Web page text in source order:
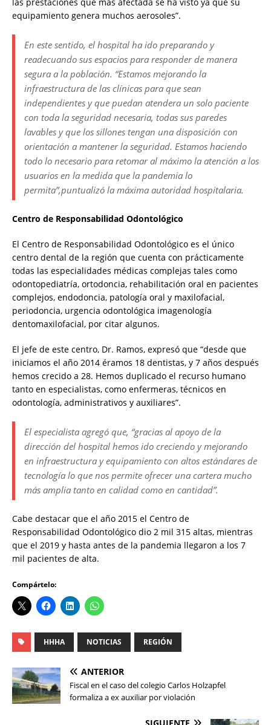
equipamiento genera muchos aerosoles”.
En este sentido, el hospital ha ido preparando y
readecuando sus espacios para responder de manera
segura a la población. “Estamos mejorando la
infraestructura de las clínicas para que sean
independientes y que puedan atendera un solo paciente
con toda la seguridad necesaria, todas sus paredes
lavables y que los sillones tengan una disposición con
orientación a mantener la seguridad. Estamos haciendo
todo lo necesario para retomar al máximo la atención a los
usuarios en la medida que la pandemia lo
permita”,puntualizó la máxima autoridad hospitalaria.
Centro de Responsabilidad Odontológico
El Centro de Responsabilidad Odontológico es el único
centro dental de la región que cuenta con prácticamente
todas las especialidades médicas complejas tales como
odontopediatría, ortodoncia, rehabilitación oral en pacientes
complejos, endodoncia, patología oral y maxilofacial,
periodoncia, urgencia odontológica imagenología
dentomaxilofacial, por citar algunos.
El jefe de este centro, Dr. Ramos, expresó que “desde que
iniciamos el año 2014 éramos 18 dentistas, y 7 años después
hemos crecido a 28. Hemos duplicado el recurso humano
tanto en especialistas, como enfermeras, técnicos en
odontología, administrativos y auxiliares”.
El especialista agregó que, “gracias al apoyo de la
dirección del hospital hemos ido creciendo y mejorando
en infraestructura y equipamiento con altos estándares de
tecnología lo que nos permite ofrecer una cartera mucho
más amplia tanto en calidad como en cantidad”.
Cabe destacar que el año 2015 el Centro de
Responsabilidad Odontológico dio 2 mil 315 altas, mientras
que el 2019 y hasta antes de la pandemia llegaron a los 7
mil pacientes de alta.
Compártelo:
HHHA NOTICIAS REGIÓN
ANTERIOR
Fiscal en el caso del colegio Carlos Holzapfel
formaliza a ex auxiliar por violación
SIGUIENTE